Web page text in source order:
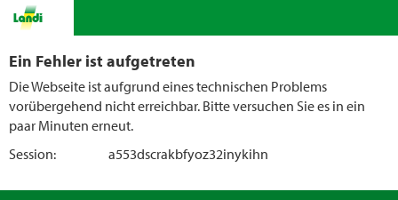
Ein Fehler ist aufgetreten
Die Webseite ist aufgrund eines technischen Problems
vorübergehend nicht erreichbar. Bitte versuchen Sie es in ein
paar Minuten erneut.
Session:
a553dscrakbfyoz32inykihn